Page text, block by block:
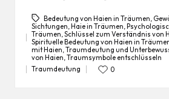
Tags:
Bedeutung von Haien in Träumen
Sichtungen Haie in Träumen
Träumen Schlüssel zum Verständnis von
Spirituelle Bedeutung von Haien in
mit Haien Traumdeutung und
von Haien Traumsymbole entschlüsseln
Posted
Traumdeutung 0